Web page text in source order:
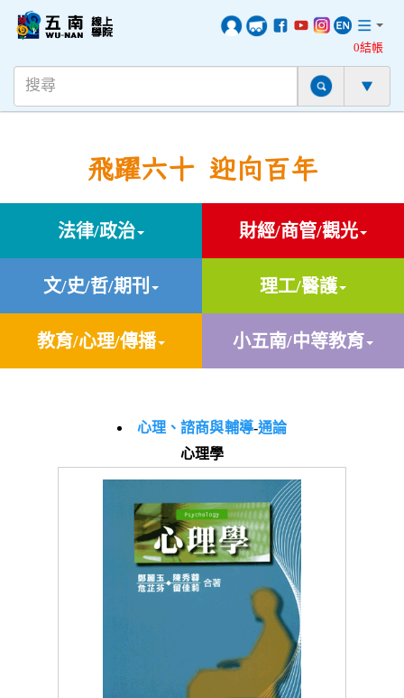
0結帳
飛躍六十 迎向百年
法律/政治 財經/商管/觀光
文/史/哲/期刊 理工/醫護
教育/心理/傳播 小五南/中等教育
心理、諮商與輔導-通論
心理學